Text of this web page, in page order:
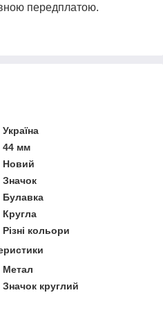
передплатою.
Україна
44 мм
Новий
Значок
Булавка
Кругла
Різні кольори
Метал
Значок круглий